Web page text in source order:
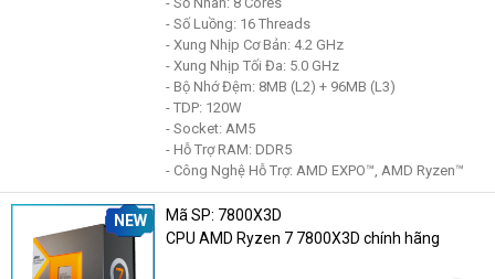
- Số Luồng: 16 Threads
- Xung Nhịp Cơ Bản: 4.2 GHz
- Xung Nhịp Tối Đa: 5.0 GHz
- Bộ Nhớ Đệm: 8MB (L2) + 96MB (L3)
- TDP: 120W
- Socket: AM5
- Hỗ Trợ RAM: DDR5
- Công Nghệ Hỗ Trợ: AMD EXPO™, AMD Ryzen™
NEW
Mã SP: 7800X3D
CPU AMD Ryzen 7 7800X3D chính hãng